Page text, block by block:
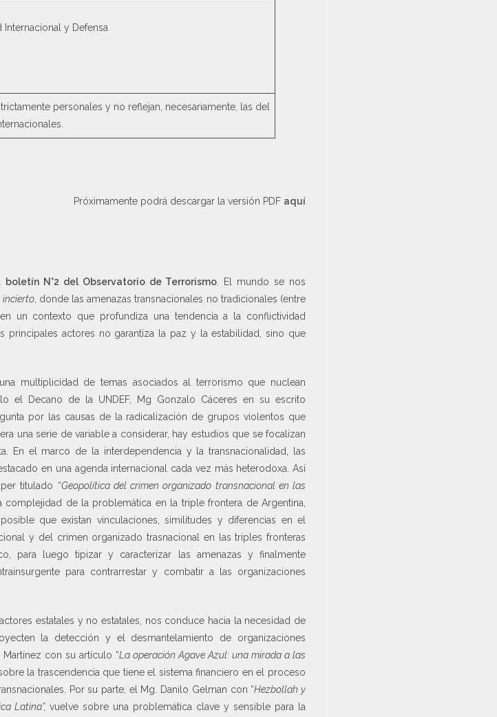
y Defensa
personales y no reflejan, necesariamente, las del
Próximamente podrá descargar la versión PDF aquí
boletín N°2 del Observatorio de Terrorismo . El mundo se nos
incierto, donde las amenazas transnacionales no tradicionales (entre
un contexto que profundiza una tendencia a la conflictividad
principales actores no garantiza la paz y la estabilidad, sino que
multiplicidad de temas asociados al terrorismo que nuclean
el Decano de la UNDEF, Mg Gonzalo Cáceres en su escrito
por las causas de la radicalización de grupos violentos que
una serie de variable a considerar, hay estudios que se focalizan
En el marco de la interdependencia y la transnacionalidad, las
en una agenda internacional cada vez más heterodoxa. Así
titulado “Geopolítica del crimen organizado transnacional en las
complejidad de la problemática en la triple frontera de Argentina,
que existan vinculaciones, similitudes y diferencias en el
y del crimen organizado trasnacional en las triples fronteras
para luego tipizar y caracterizar las amenazas y finalmente
para contrarrestar y combatir a las organizaciones
estatales y no estatales, nos conduce hacia la necesidad de
la detección y el desmantelamiento de organizaciones
con su artículo “La operación Agave Azul: una mirada a las
la trascendencia que tiene el sistema financiero en el proceso
Por su parte, el Mg. Danilo Gelman con “Hezbollah y
Latina”, vuelve sobre una problemática clave y sensible para la